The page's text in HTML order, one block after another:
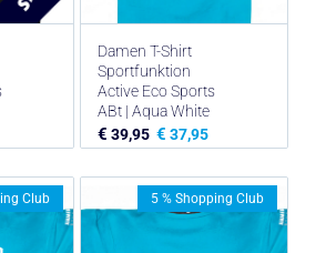
Damen T-Shirt
Sportfunktion
Active Eco Sports
ABt | Aqua White
€ 39,95 € 37,95
Club 5 % Shopping Club